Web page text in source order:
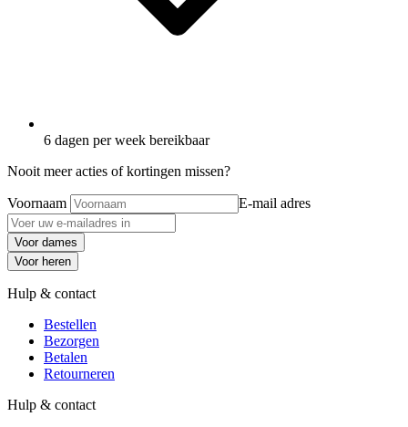
6 dagen per week bereikbaar
Nooit meer acties of kortingen missen?
Voornaam E-mail adres
Voor dames
Voor heren
Hulp & contact
Bestellen
Bezorgen
Betalen
Retourneren
Hulp & contact